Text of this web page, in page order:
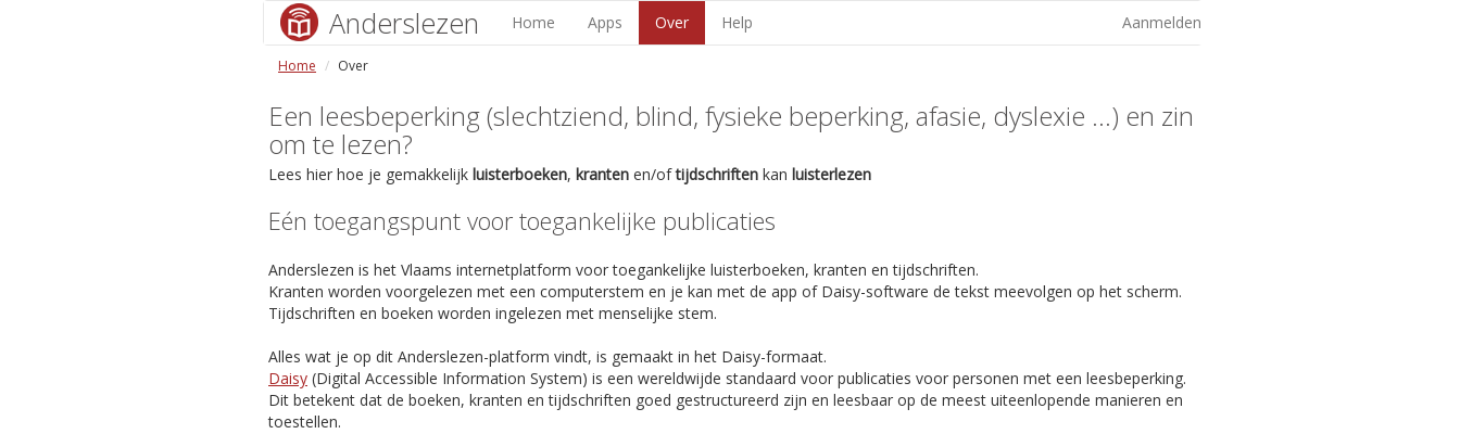
Anderslezen Home Apps Over Help Aanmelden
Home Over
Een leesbeperking (slechtziend, blind, fysieke beperking, afasie, dyslexie ...) en zin
om te lezen?
Lees hier hoe je gemakkelijk luisterboeken, kranten en/oftijdschriften kan luisterlezen
Eén toegangspunt voor toegankelijke publicaties
Anderslezen is het Vlaams internetplatform voor toegankelijke luisterboeken, kranten en tijdschriften.
Kranten worden voorgelezen met een computerstem en je kan met de app of Daisy-software de tekst meevolgen op het scherm.
Tijdschriften en boeken worden ingelezen met menselijke stem.
Alles wat je op dit Anderslezen-platform vindt, is gemaakt in het Daisy-formaat.
Daisy (Digital Accessible Information System) is een wereldwijde standaard voor publicaties voor personen met een leesbeperking.
Dit betekent dat de boeken, kranten en tijdschriften goed gestructureerd zijn en leesbaar op de meest uiteenlopende manieren en
toestellen.